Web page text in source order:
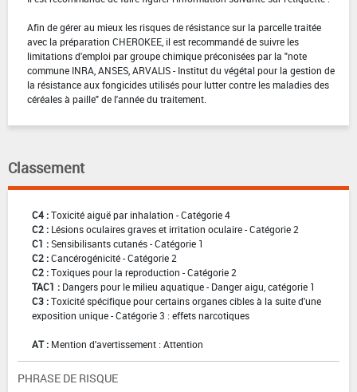
Afin de gérer au mieux les risques de résistance sur la parcelle traitée
avec la préparation CHEROKEE, il est recommandé de suivre les
limitations d'emploi par groupe chimique préconisées par la "note
commune INRA, ANSES, ARVALIS - Institut du végétal pour la gestion de
la résistance aux fongicides utilisés pour lutter contre les maladies des
céréales à paille" de l'année du traitement.
Classement
C4 :Toxicité aiguë par inhalation - Catégorie 4
C2 : Lésions oculaires graves et irritation oculaire - Catégorie 2
C1 :Sensibilisants cutanés - Catégorie 1
C2 :Cancérogénicité - Catégorie 2
C2 :Toxiques pour la reproduction - Catégorie 2
TAC1 : Dangers pour le milieu aquatique - Danger aigu, catégorie 1
C3 :Toxicité spécifique pour certains organes cibles à la suite d'une
exposition unique - Catégorie 3 : effets narcotiques
AT : Mention d'avertissement : Attention
PHRASE DE RISQUE